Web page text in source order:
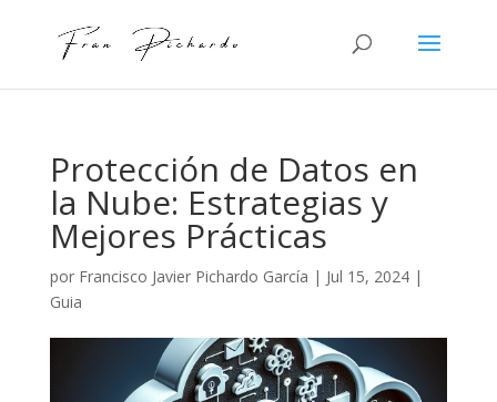
Protección de Datos en
la Nube: Estrategias y
Mejores Prácticas
por Francisco Javier Pichardo García | Jul 15, 2024|
Guia